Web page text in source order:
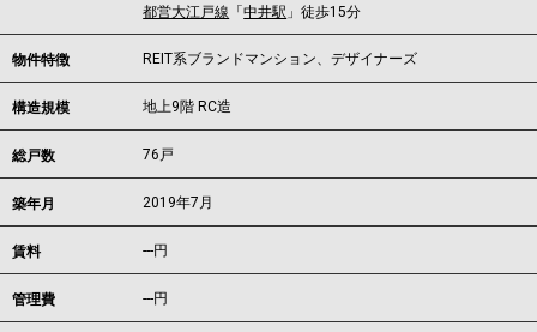
都営大江戸線 「中井駅 」徒歩15分
物件特徴 REIT系ブランドマンション、デザイナーズ
構造規模 地上9階 RC造
総戸数 76戸
築年月 2019年7月
賃料 ---円
管理費 ---円